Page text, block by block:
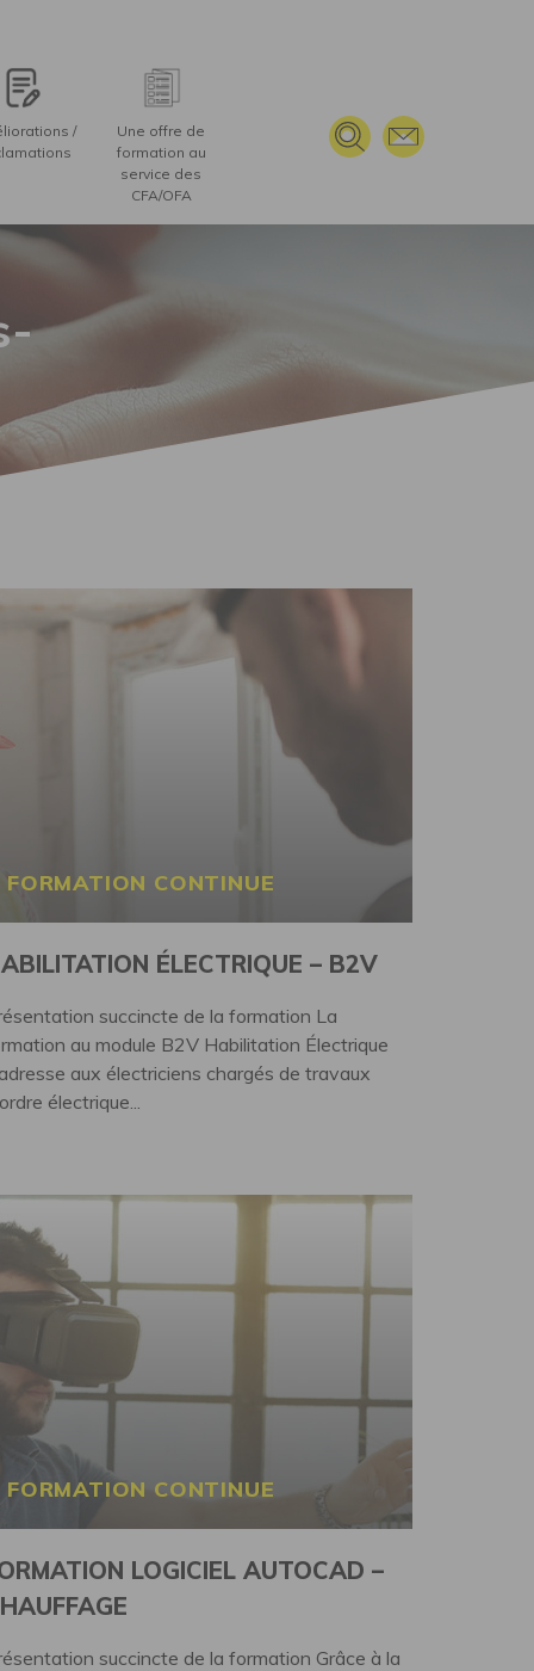
/
Une offre de
formation au
service des
CFA/OFA
FORMATION CONTINUE
ÉLECTRIQUE – B2V
succincte de la formation La
au module B2V Habilitation Électrique
aux électriciens chargés de travaux
électrique...
FORMATION CONTINUE
LOGICIEL AUTOCAD –
succincte de la formation Grâce à la